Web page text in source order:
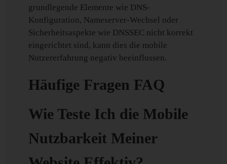
grundlegende Elemente wie DNS-
Konfiguration, Nameserver-Wechsel oder
Sicherheitsaspekte wie DNSSEC nicht korrekt
eingerichtet sind, kann dies die mobile
Nutzererfahrung negativ beeinflussen.
Häufige Fragen FAQ
Wie Teste Ich die Mobile
Nutzbarkeit Meiner